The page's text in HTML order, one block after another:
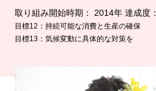
取り組み開始時期： 2014年 達
目標12：持続可能な消費と生産の確保
目標13：気候変動に具体的な対策を